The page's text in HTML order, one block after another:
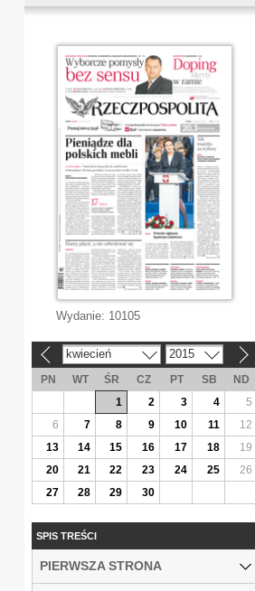
Wydanie: 10105
kwiecień 2015
PN WT ŚR CZ PT SB
ND
1
2 3 4
5
6
7 8 9 10 11
12
13
14 15 16 17 18
19
20
21 22 23 24 25
26
27
28 29 30
SPIS TREŚCI
PIERWSZA STRONA